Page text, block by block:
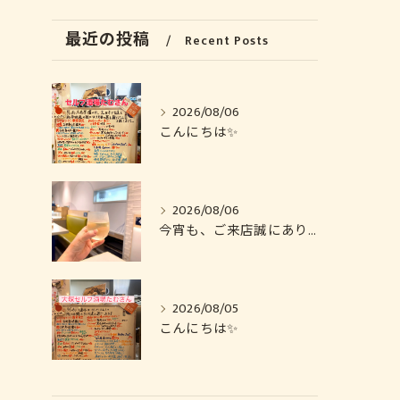
最近の投稿 Recent Posts
2026/08/06
こんにちは✨️
2026/08/06
今宵も、ご来店誠にありがとうございました🙏
2026/08/05
こんにちは✨️